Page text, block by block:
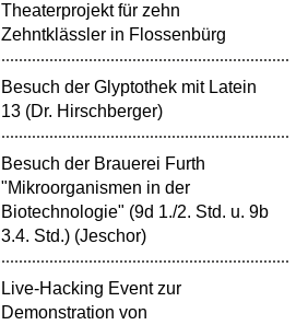
Theaterprojekt für zehn
Zehntklässler in Flossenbürg
Besuch der Glyptothek mit Latein
13 (Dr. Hirschberger)
Besuch der Brauerei Furth
"Mikroorganismen in der
Biotechnologie" (9d 1./2. Std. u. 9b
3.4. Std.) (Jeschor)
Live-Hacking Event zur
Demonstration von